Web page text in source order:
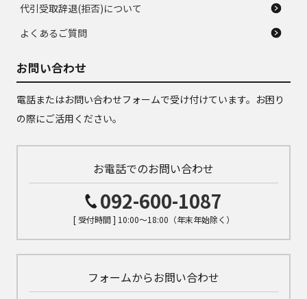
代引受取辞退(拒否)について
よくあるご質問
お問い合わせ
電話またはお問い合わせフォームで受け付けています。お困り
の際にご活用ください。
お電話でのお問い合わせ
092-600-1087
[ 受付時間 ] 10:00～18:00（年末年始除く）
フォームからお問い合わせ